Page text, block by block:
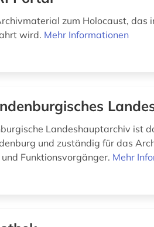
zum Holocaust, das
wird. Mehr Informationen
Landeshauptarchiv ist
und zuständig für das
Funktionsvorgänger. Mehr